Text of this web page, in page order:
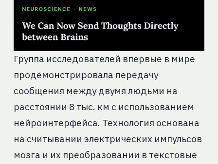
Группа исследователей впервые в мире
продемонстрировала передачу
сообщения между двумя людьми на
расстоянии 8 тыс. км с использованием
нейроинтерфейса. Технология основана
на считывании электрических импульсов
мозга и их преобразовании в текстовые